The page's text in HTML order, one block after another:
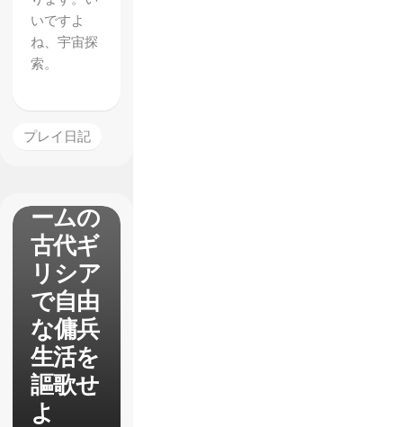
いですよ
ね、宇宙探
索。
プレイ日記
リード
オデッ
セイ】
レビュ
ー 圧
ームの
古代ギ
リシア
で自由
な傭兵
生活を
謳歌せ
よ